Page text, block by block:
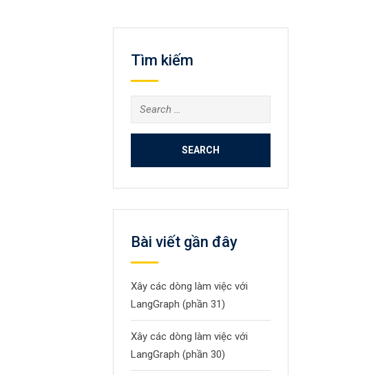
Tìm kiếm
Search
for:
Bài viết gần đây
Xây các dòng làm việc với
LangGraph (phần 31)
Xây các dòng làm việc với
LangGraph (phần 30)